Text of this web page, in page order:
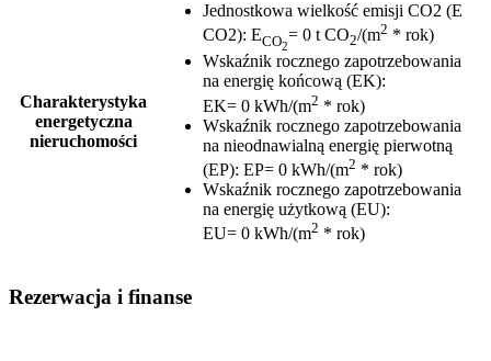
Charakterystyka
energetyczna
nieruchomości
Jednostkowa wielkość emisji CO2 (E
CO2): ECO2
= 0 t CO2/(m2 * rok)
Wskaźnik rocznego zapotrzebowania
na energię końcową (EK):
EK= 0 kWh/(m2 * rok)
Wskaźnik rocznego zapotrzebowania
na nieodnawialną energię pierwotną
(EP): EP= 0 kWh/(m2 * rok)
Wskaźnik rocznego zapotrzebowania
na energię użytkową (EU):
EU= 0 kWh/(m2 * rok)
Rezerwacja i finanse